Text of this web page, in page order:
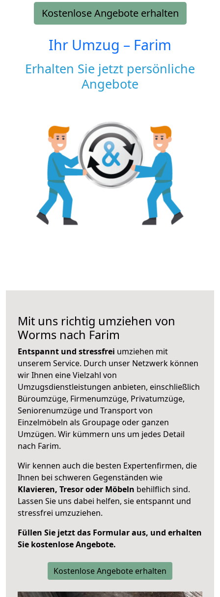
Kostenlose Angebote erhalten
Ihr Umzug – Farim
Erhalten Sie jetzt persönliche
Angebote
Mit uns richtig umziehen von
Worms nach Farim
Entspannt und stressfrei umziehen mit
unserem Service. Durch unser Netzwerk können
wir Ihnen eine Vielzahl von
Umzugsdienstleistungen anbieten, einschließlich
Büroumzüge, Firmenumzüge, Privatumzüge,
Seniorenumzüge und Transport von
Einzelmöbeln als Groupage oder ganzen
Umzügen. Wir kümmern uns um jedes Detail
nach Farim.
Wir kennen auch die besten Expertenfirmen, die
Ihnen bei schweren Gegenständen wie
Klavieren, Tresor oder Möbeln behilflich sind.
Lassen Sie uns dabei helfen, sie entspannt und
stressfrei umzuziehen.
Füllen Sie jetzt das Formular aus, und erhalten
Sie kostenlose Angebote.
Kostenlose Angebote erhalten